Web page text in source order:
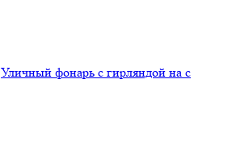
Уличный фонарь с гирляндой на с